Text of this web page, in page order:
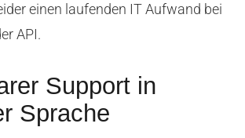
einen laufenden IT Aufwand bei
API.
Support in
Sprache